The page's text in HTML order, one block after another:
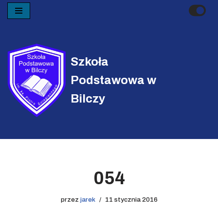
treści
Szkoła
Podstawowa w
Bilczy
054
przez jarek 11 stycznia 2016